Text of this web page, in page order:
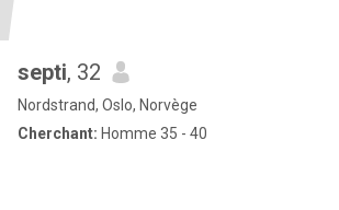
septi, 32
Nordstrand, Oslo, Norvège
Cherchant: Homme 35 - 40